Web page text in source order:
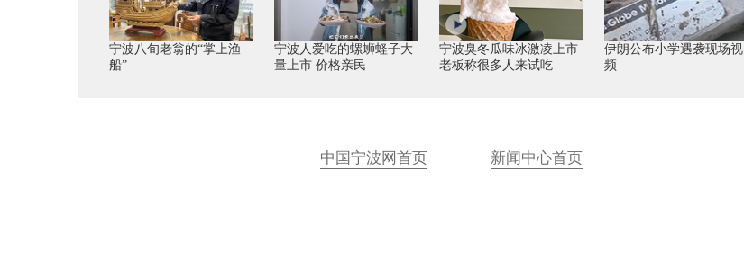
宁波八旬老翁的“掌上渔
船”
宁波人爱吃的螺蛳蛏子大
量上市 价格亲民
宁波臭冬瓜味冰激凌上市
老板称很多人来试吃
伊朗公布小学遇袭现场视
频
中国宁波网首页 新闻中心首页